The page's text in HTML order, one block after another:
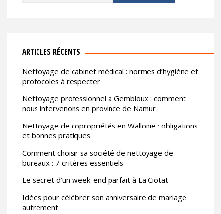
ARTICLES RÉCENTS
Nettoyage de cabinet médical : normes d’hygiène et
protocoles à respecter
Nettoyage professionnel à Gembloux : comment
nous intervenons en province de Namur
Nettoyage de copropriétés en Wallonie : obligations
et bonnes pratiques
Comment choisir sa société de nettoyage de
bureaux : 7 critères essentiels
Le secret d’un week-end parfait à La Ciotat
Idées pour célébrer son anniversaire de mariage
autrement